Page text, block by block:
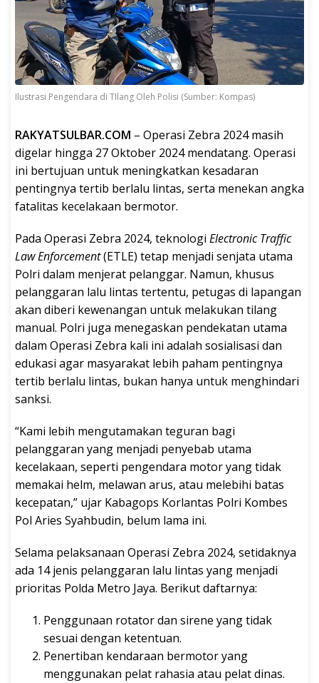
Ilustrasi Pengendara di TIlang Oleh Polisi (Sumber: Kompas)
RAKYATSULBAR.COM – Operasi Zebra 2024 masih
digelar hingga 27 Oktober 2024 mendatang. Operasi
ini bertujuan untuk meningkatkan kesadaran
pentingnya tertib berlalu lintas, serta menekan angka
fatalitas kecelakaan bermotor.
Pada Operasi Zebra 2024, teknologi Electronic Traffic
Law Enforcement(ETLE) tetap menjadi senjata utama
Polri dalam menjerat pelanggar. Namun, khusus
pelanggaran lalu lintas tertentu, petugas di lapangan
akan diberi kewenangan untuk melakukan tilang
manual. Polri juga menegaskan pendekatan utama
dalam Operasi Zebra kali ini adalah sosialisasi dan
edukasi agar masyarakat lebih paham pentingnya
tertib berlalu lintas, bukan hanya untuk menghindari
sanksi.
“Kami lebih mengutamakan teguran bagi
pelanggaran yang menjadi penyebab utama
kecelakaan, seperti pengendara motor yang tidak
memakai helm, melawan arus, atau melebihi batas
kecepatan,” ujar Kabagops Korlantas Polri Kombes
Pol Aries Syahbudin, belum lama ini.
Selama pelaksanaan Operasi Zebra 2024, setidaknya
ada 14 jenis pelanggaran lalu lintas yang menjadi
prioritas Polda Metro Jaya. Berikut daftarnya:
Penggunaan rotator dan sirene yang tidak
sesuai dengan ketentuan.
Penertiban kendaraan bermotor yang
menggunakan pelat rahasia atau pelat dinas.